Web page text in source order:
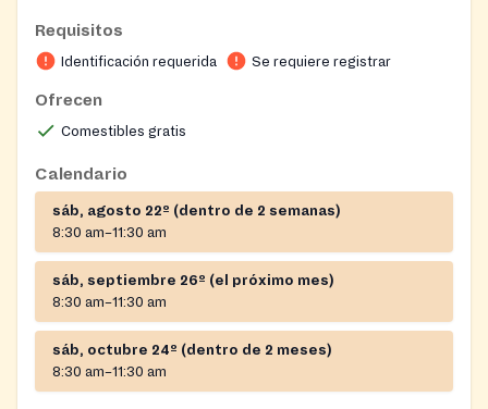
provides spiritual support to anyone interested. we
have hot coffee, hot tea, and sometimes hot
chocolate while you wait.
Requisitos
Identificación requerida Se requiere registrar
Ofrecen
Comestibles gratis
Calendario
sáb, agosto 22º (dentro de 2 semanas)
8:30 am–11:30 am
sáb, septiembre 26º (el próximo mes)
8:30 am–11:30 am
sáb, octubre 24º (dentro de 2 meses)
8:30 am–11:30 am